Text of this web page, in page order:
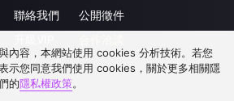
聯絡我們
公開徵件
內容，本網站使用 cookies 分析技術。若您
示您同意我們使用 cookies，關於更多相關隱
的隱私權政策。